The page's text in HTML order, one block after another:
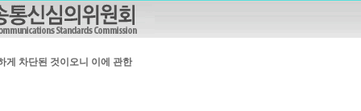
게 차단된 것이오니 이에 관한